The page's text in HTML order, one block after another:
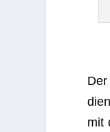
mit